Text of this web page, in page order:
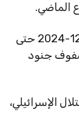
الماضي.
وبين مركز “معطي”، في تقرير له، اليوم الجمعة، إلى أنه خلال الفترة ما بين 06-12-2024 حتى
عن قتيل و7 إصابات في صفوف جنود
الإسرائيلي،